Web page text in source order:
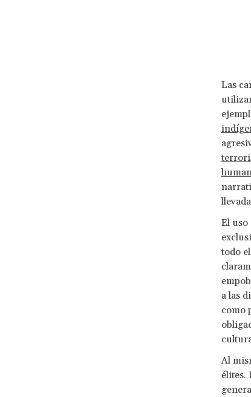
Las
El uso
todo
a las
como
Al
élites.